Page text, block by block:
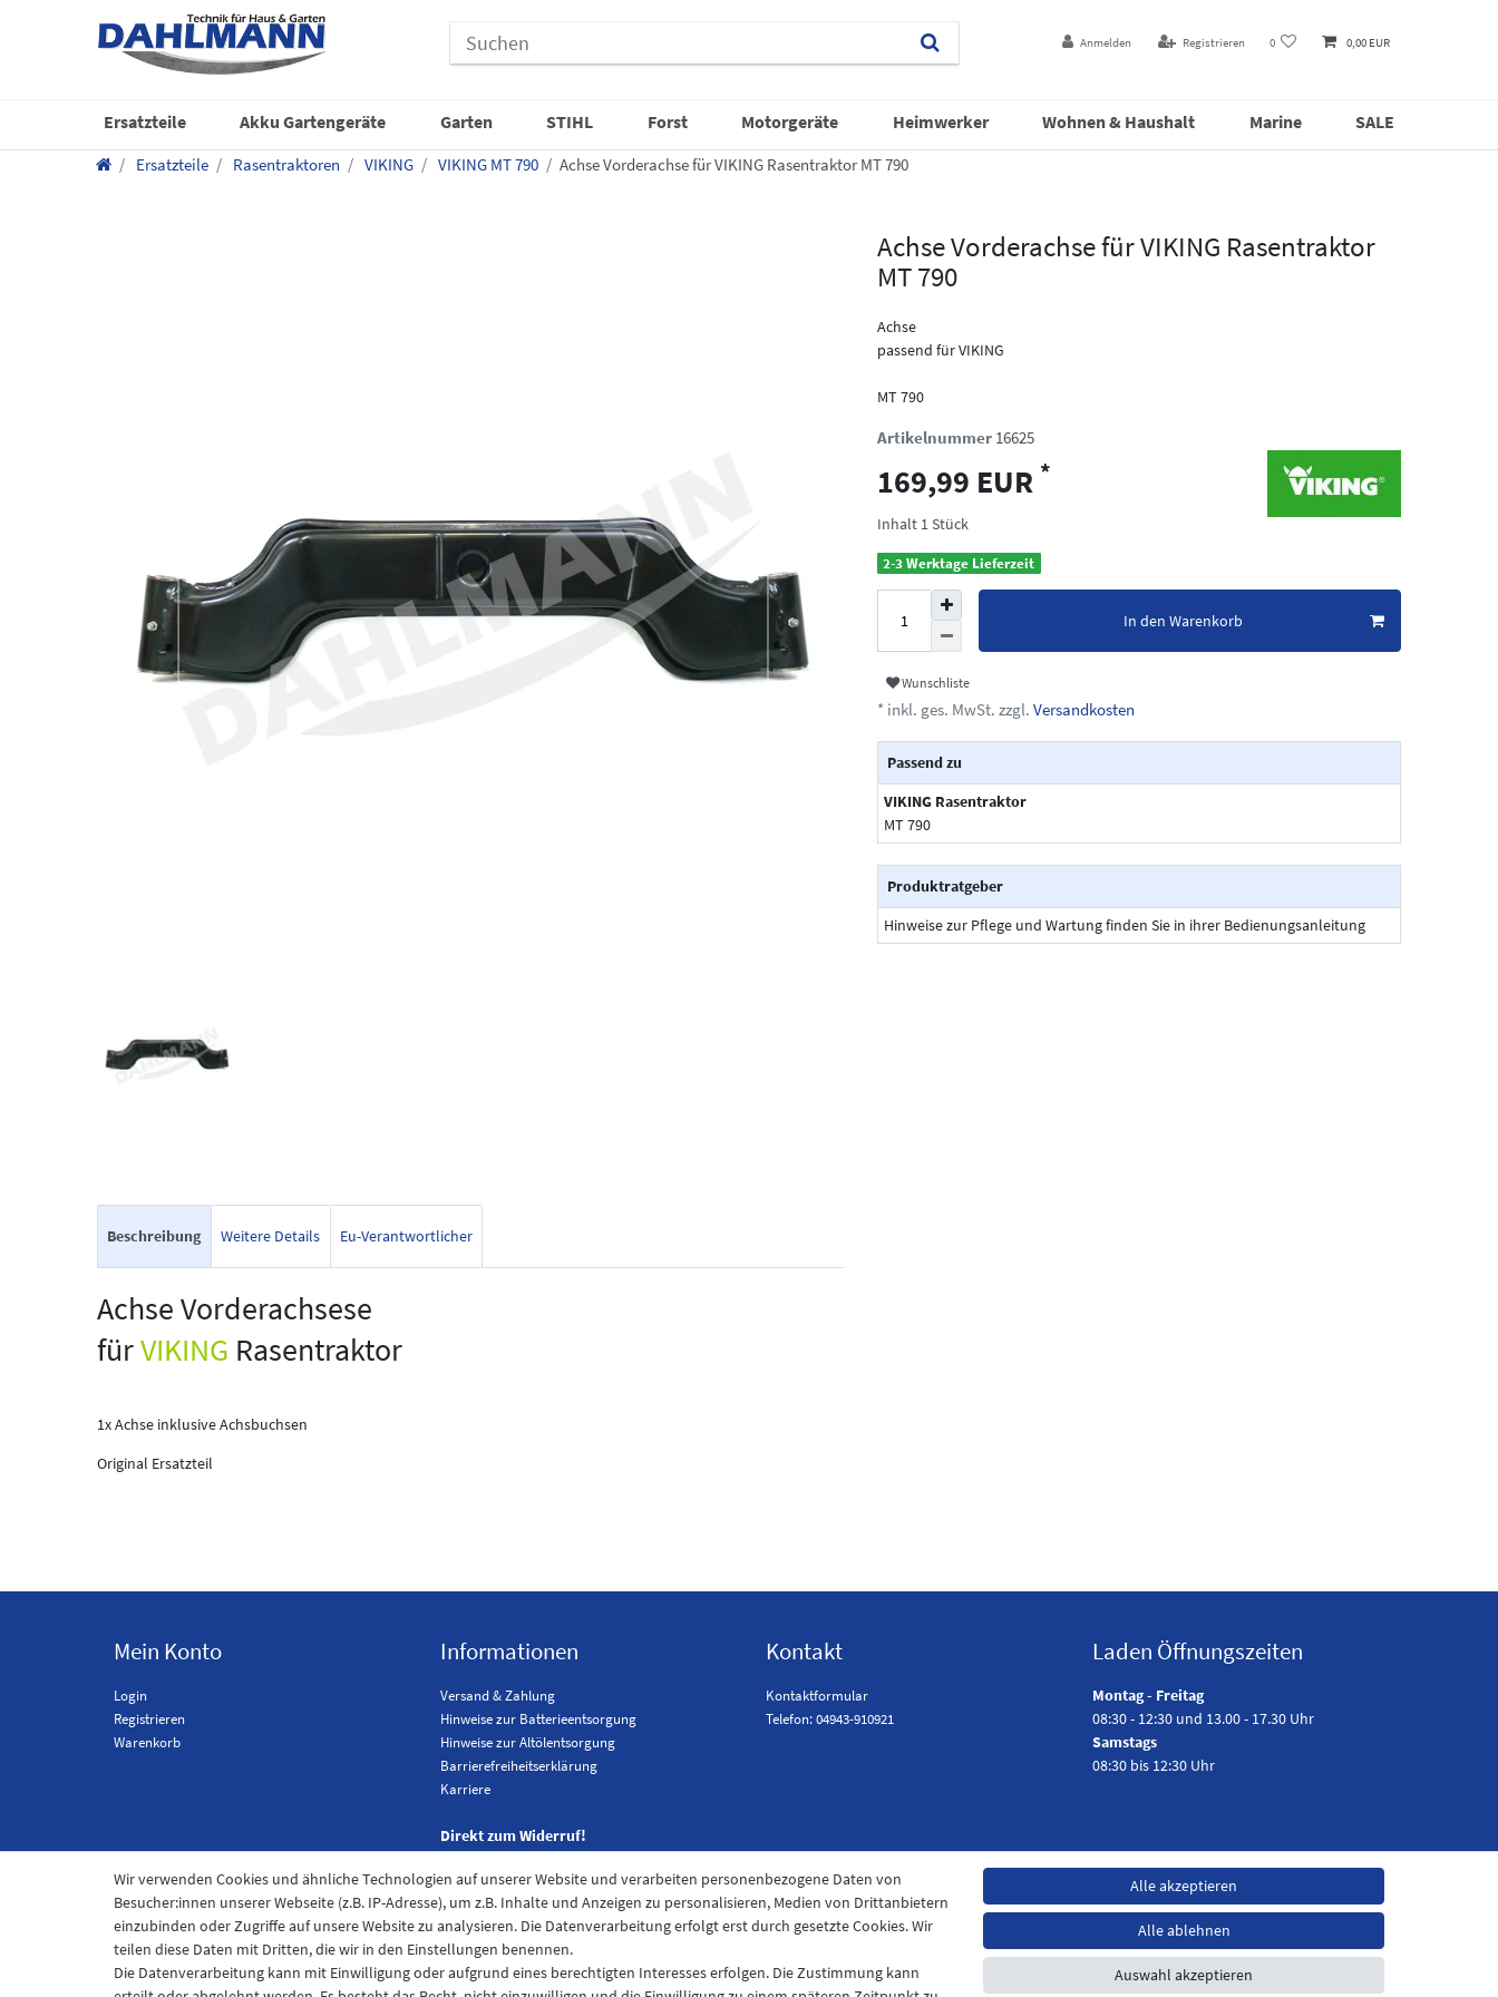
Anmelden Registrieren 0 0,00 EUR
Ersatzteile Akku Gartengeräte Garten STIHL Forst Motorgeräte Heimwerker Wohnen & Haushalt Marine SALE
Ersatzteile Rasentraktoren VIKING VIKING MT 790 Achse Vorderachse für VIKING Rasentraktor MT 790
Achse Vorderachse für VIKING Rasentraktor
MT 790
Achse
passend für VIKING
MT 790
Artikelnummer 16625
169,99 EUR *
Inhalt 1Stück
2-3 Werktage Lieferzeit
In den Warenkorb
Wunschliste
* inkl. ges. MwSt. zzgl. Versandkosten
Passend zu
VIKING Rasentraktor
MT 790
Produktratgeber
Hinweise zur Pflege und Wartung finden Sie in ihrer Bedienungsanleitung
Beschreibung Weitere Details Eu-Verantwortlicher
Achse Vorderachsese
fürVIKING Rasentraktor
1x Achse inklusive Achsbuchsen
Original Ersatzteil
Mein Konto
Login
Registrieren
Warenkorb
Informationen
Versand & Zahlung
Hinweise zur Batterieentsorgung
Hinweise zur Altölentsorgung
Barrierefreiheitserklärung
Karriere
Direkt zum Widerruf!
Kontakt
Kontaktformular
Telefon: 04943-910921
Laden Öffnungszeiten
Montag - Freitag
08:30 - 12:30 und 13.00 - 17.30 Uhr
Samstags
08:30 bis 12:30 Uhr
Wir verwenden Cookies und ähnliche Technologien auf unserer Website und verarbeiten personenbezogene Daten von
Besucher:innen unserer Webseite (z.B. IP-Adresse), um z.B. Inhalte und Anzeigen zu personalisieren, Medien von Drittanbietern
einzubinden oder Zugriffe auf unsere Website zu analysieren. Die Datenverarbeitung erfolgt erst durch gesetzte Cookies. Wir
teilen diese Daten mit Dritten, die wir in den Einstellungen benennen.
Die Datenverarbeitung kann mit Einwilligung oder aufgrund eines berechtigten Interesses erfolgen. Die Zustimmung kann
Alle akzeptieren
Alle ablehnen
Auswahl akzeptieren